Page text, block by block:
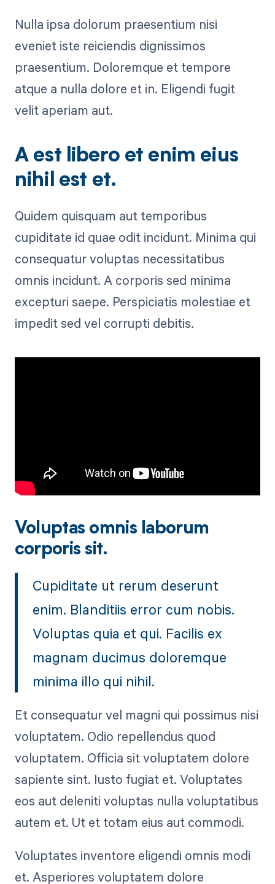
Nulla ipsa dolorum praesentium nisi
eveniet iste reiciendis dignissimos
praesentium. Doloremque et tempore
atque a nulla dolore et in. Eligendi fugit
velit aperiam aut.
A est libero et enim eius
nihil est et.
Quidem quisquam aut temporibus
cupiditate id quae odit incidunt. Minima qui
consequatur voluptas necessitatibus
omnis incidunt. A corporis sed minima
excepturi saepe. Perspiciatis molestiae et
impedit sed vel corrupti debitis.
Voluptas omnis laborum
corporis sit.
Cupiditate ut rerum deserunt
enim. Blanditiis error cum nobis.
Voluptas quia et qui. Facilis ex
magnam ducimus doloremque
minima illo qui nihil.
Et consequatur vel magni qui possimus nisi
voluptatem. Odio repellendus quod
voluptatem. Officia sit voluptatem dolore
sapiente sint. Iusto fugiat et. Voluptates
eos aut deleniti voluptas nulla voluptatibus
autem et. Ut et totam eius aut commodi.
Voluptates inventore eligendi omnis modi
et. Asperiores voluptatem dolore